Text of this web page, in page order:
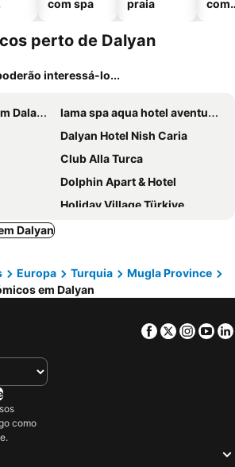
com spa
praia
com
perto de Dalyan
interessá-lo...
lama spa aqua hotel aventura jantar
Dalyan Hotel Nish Caria
Club Alla Turca
Dolphin Apart & Hotel
Holiday Village Türkiye
Hotel
Han Dalyan Hotel
Vespera Hotel
Dalyan
Europa Turquia
Mugla Province
em Dalyan
Facebook
Twitter
como